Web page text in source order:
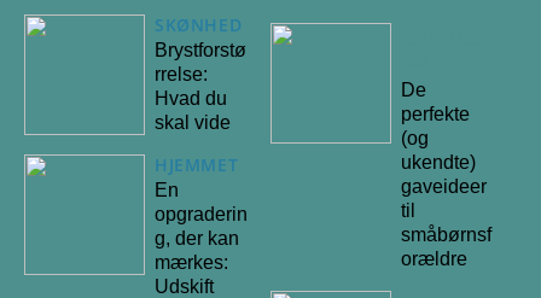
SKØNHED
Brystforstø
rrelse:
Hvad du
skal vide
HJEMMET
En
opgraderin
g, der kan
mærkes:
Udskift
De
perfekte
(og
ukendte)
gaveideer
til
småbørnsf
orældre